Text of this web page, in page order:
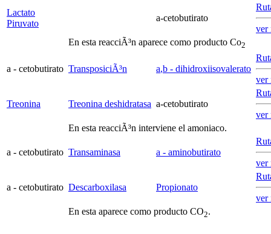
Lactato
Piruvato
a-cetobutirato
ver
En esta reacciÃ³n aparece como producto Co2
a - cetobutirato TransposiciÃ³n a,b - dihidroxiisovalerato
ver
Treonina Treonina deshidratasa a-cetobutirato
ver
En esta reacciÃ³n interviene el amoniaco.
a - cetobutirato Transaminasa a - aminobutirato
ver
a - cetobutirato Descarboxilasa Propionato
ver
En esta aparece como producto CO2.